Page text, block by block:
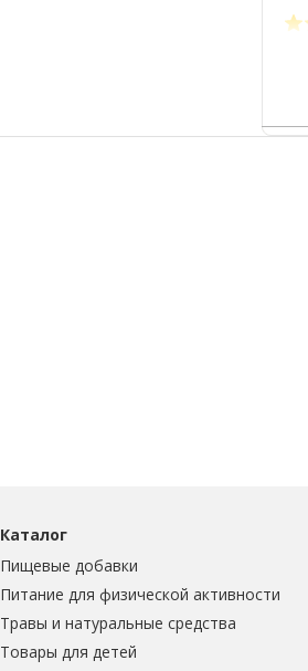
Каталог
Пищевые добавки
Питание для физической активности
Травы и натуральные средства
Товары для детей